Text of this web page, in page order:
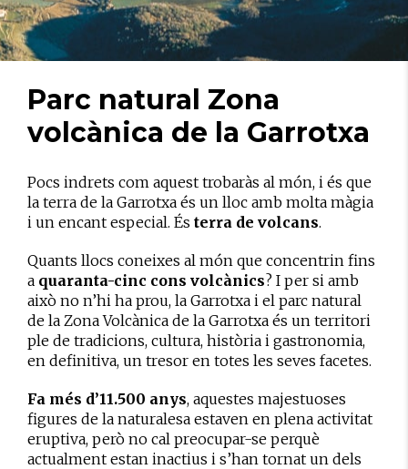
Parc natural Zona
volcànica de la Garrotxa
Pocs indrets com aquest trobaràs al món, i és que
la terra de la Garrotxa és un lloc amb molta màgia
i un encant especial. És terra de volcans.
Quants llocs coneixes al món que concentrin fins
a quaranta-cinc cons volcànics? I per si amb
això no n’hi ha prou, la Garrotxa i el parc natural
de la Zona Volcànica de la Garrotxa és un territori
ple de tradicions, cultura, història i gastronomia,
en definitiva, un tresor en totes les seves facetes.
Fa més d’11.500 anys, aquestes majestuoses
figures de la naturalesa estaven en plena activitat
eruptiva, però no cal preocupar-se perquè
actualment estan inactius i s’han tornat un dels